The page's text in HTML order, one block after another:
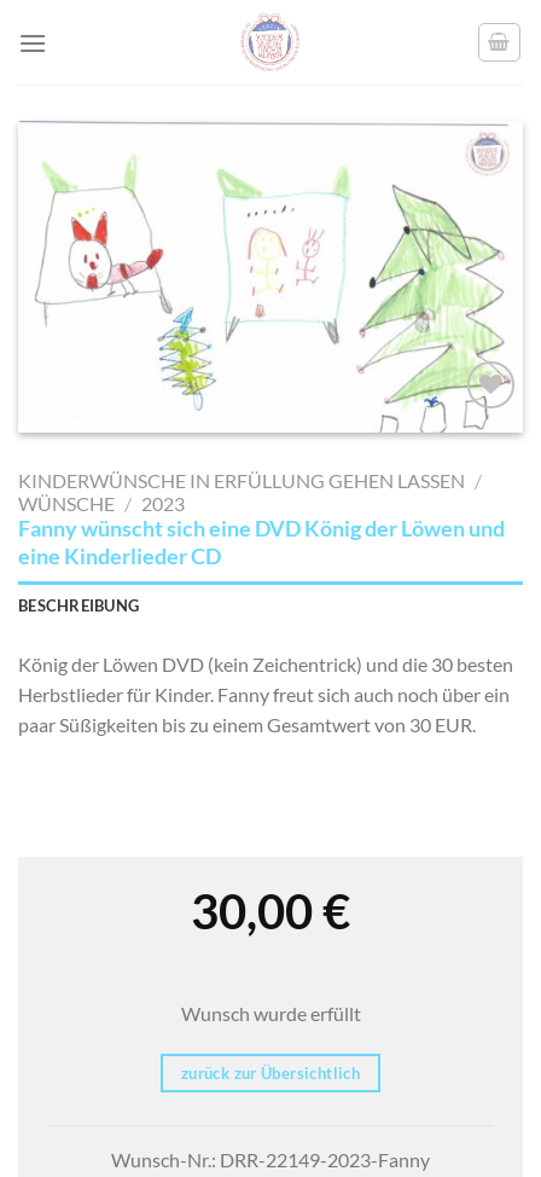
AUF MEINE
SETZEN
KINDERWÜNSCHE IN ERFÜLLUNG GEHEN LASSEN /
WÜNSCHE / 2023
Fanny wünscht sich eine DVD König der Löwen und
eine Kinderlieder CD
BESCHREIBUNG
König der Löwen DVD (kein Zeichentrick) und die 30 besten
Herbstlieder für Kinder. Fanny freut sich auch noch über ein
paar Süßigkeiten bis zu einem Gesamtwert von 30 EUR.
30,00€
Wunsch wurde erfüllt
zurück zur Übersichtlich
Wunsch-Nr.: DRR-22149-2023-Fanny